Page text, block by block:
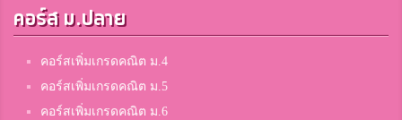
คอร์ส ม.ปลาย
คอร์สเพิ่มเกรดคณิต ม.4
คอร์สเพิ่มเกรดคณิต ม.5
คอร์สเพิ่มเกรดคณิต ม.6